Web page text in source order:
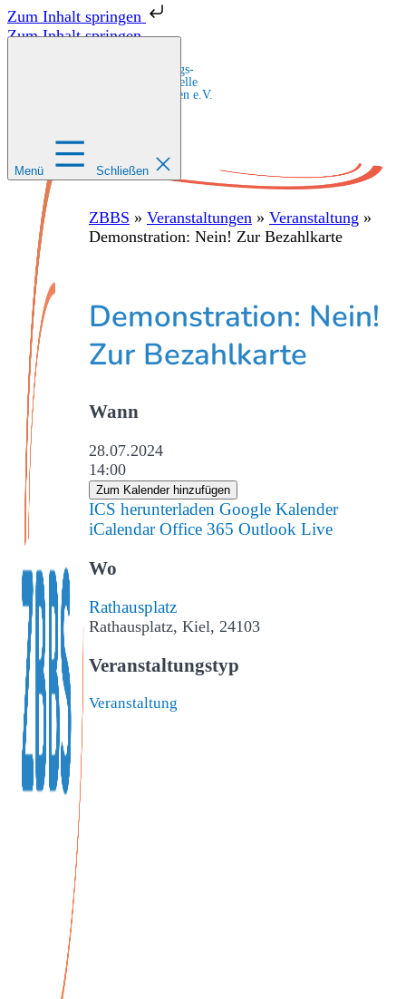
Zum Inhalt springen
Zum Inhalt springen
Zentrale Bildungs-
und Beratungsstelle
für Migrant:innen e.V.
Menü Schließen
ZBBS » Veranstaltungen » Veranstaltung »
Demonstration: Nein! Zur Bezahlkarte
Demonstration: Nein!
Zur Bezahlkarte
Wann
28.07.2024
14:00
Zum Kalender hinzufügen
ICS herunterladen Google Kalender
iCalendar Office 365 Outlook Live
Wo
Rathausplatz
Rathausplatz, Kiel, 24103
Veranstaltungstyp
Veranstaltung